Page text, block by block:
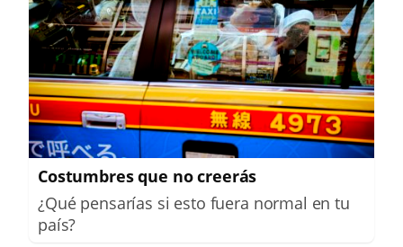
Costumbres que no creerás
¿Qué pensarías si esto fuera normal en tu
país?